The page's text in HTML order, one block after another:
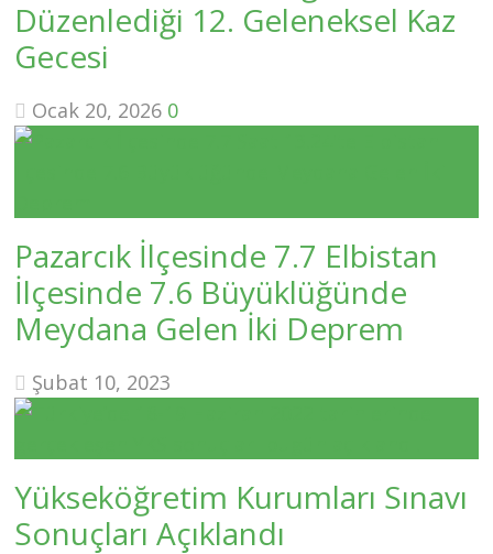
Düzenlediği 12. Geleneksel Kaz
Gecesi
Ocak 20, 2026 0
Pazarcık İlçesinde 7.7 Elbistan
İlçesinde 7.6 Büyüklüğünde
Meydana Gelen İki Deprem
Şubat 10, 2023
Yükseköğretim Kurumları Sınavı
Sonuçları Açıklandı